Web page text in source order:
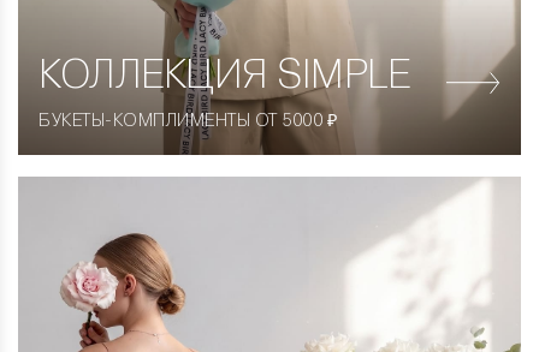
КОЛЛЕКЦИЯ SIMPLE
БУКЕТЫ-КОМПЛИМЕНТЫ ОТ 5000 ₽